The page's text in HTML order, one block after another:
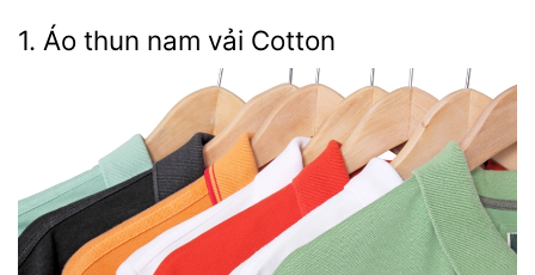
1. Áo thun nam vải Cotton